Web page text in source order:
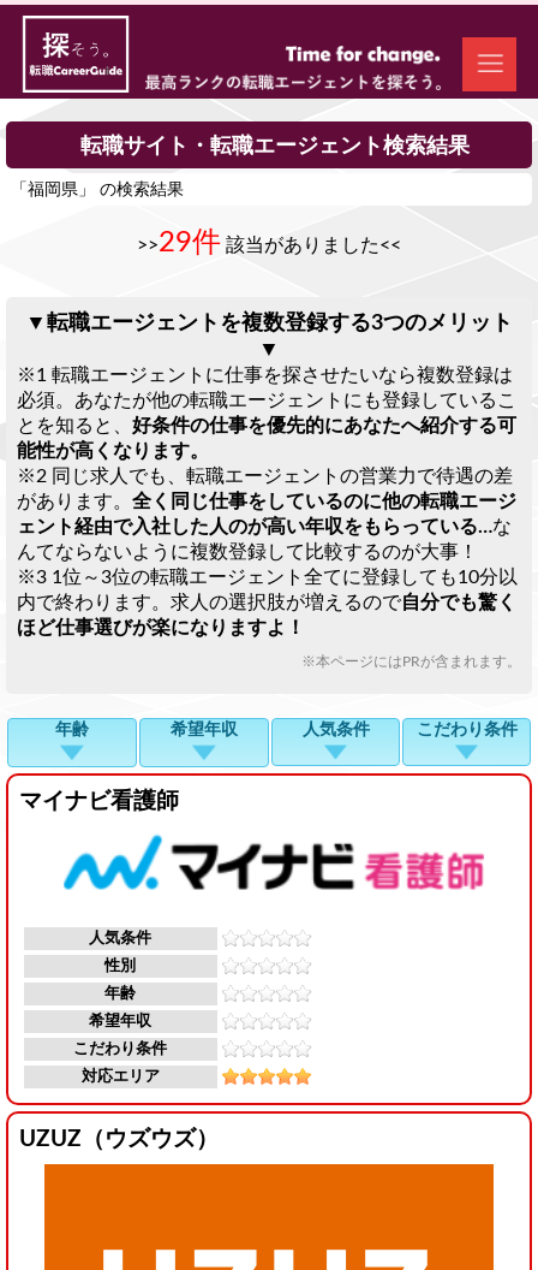
転職サイト・転職エージェント検索結果
「福岡県」 の検索結果
>>29件 該当がありました<<
▼転職エージェントを複数登録する3つのメリット
▼
※1 転職エージェントに仕事を探させたいなら複数登録は
必須。あなたが他の転職エージェントにも登録しているこ
とを知ると、 好条件の仕事を優先的にあなたへ紹介する可
能性が高くなります。
※2 同じ求人でも、転職エージェントの営業力で待遇の差
があります。 全く同じ仕事をしているのに他の転職エージ
ェント経由で入社した人のが高い年収をもらっている…な
んてならないように複数登録して比較するのが大事！
※3 1位～3位の転職エージェント全てに登録しても10分以
内で終わります。求人の選択肢が増えるので自分でも驚く
ほど仕事選びが楽になりますよ！
※本ページにはPRが含まれます。
年齢 希望年収 人気条件 こだわり条件
マイナビ看護師
人気条件
性別
年齢
希望年収
こだわり条件
対応エリア
UZUZ（ウズウズ）